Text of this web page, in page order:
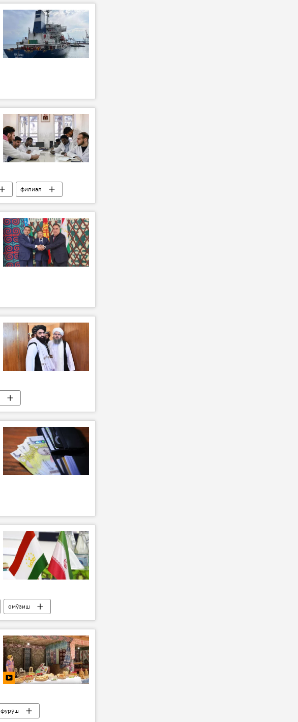
филиал
омӯзиш
фурӯш